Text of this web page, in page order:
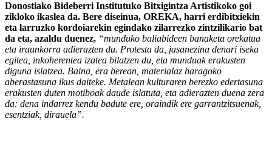
Donostiako Bideberri Institutuko Bitxigintza Artistikoko goi
zikloko ikaslea da. Bere diseinua, OREKA, harri erdibitxiekin
eta larruzko kordoiarekin egindako zilarrezko zintzilikario bat
da eta, azaldu duenez, “munduko baliabideen banaketa orekatua
eta iraunkorra adierazten du. Protesta da, jasanezina denari iseka
egitea, inkoherentea izatea bilatzen du, eta munduak erakusten
diguna islatzea. Baina, era berean, materialaz haragoko
aberastasuna ikus daiteke. Metalean kulturaren berezko edertasuna
erakusten duten motiboak daude islatuta, eta adierazten duena zera
da: dena indarrez kendu badute ere, oraindik ere garrantzitsuenak,
esentziak, dirauela”.